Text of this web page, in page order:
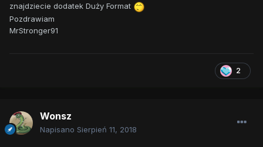
znajdziecie dodatek Duży Format
Pozdrawiam
MrStronger91
2
Wonsz
Napisano Sierpień 11, 2018